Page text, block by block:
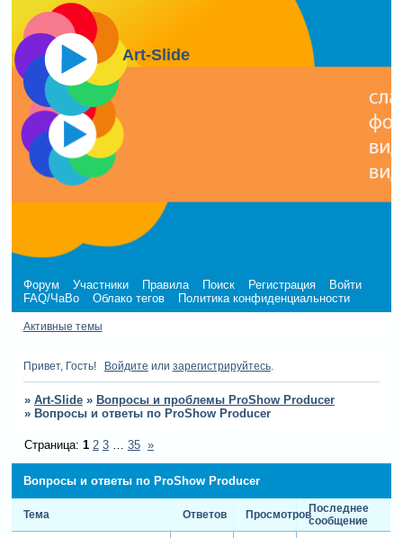
Art-Slide
Форум Участники Правила Поиск Регистрация
Войти
FAQ/ЧаВо
Облако тегов Политика конфиденциальности
Активные темы
Привет, Гость! Войдите или зарегистрируйтесь.
» Art-Slide » Вопросы и проблемы ProShow Producer
» Вопросы и ответы по ProShow Producer
Вопросы и ответы по ProShow Producer
Страница: 1 2 3 … 35 »
Тема Ответов ПросмотровПоследнее
сообщение